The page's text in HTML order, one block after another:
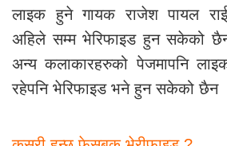
लाइक हुने गायक राजेश पायल
अहिले सम्म भेरिफाइड हुन सकेको
अन्य कलाकारहरुको पेजमापनि
रहेपनि भेरिफाइड भने हुन सकेको छैन